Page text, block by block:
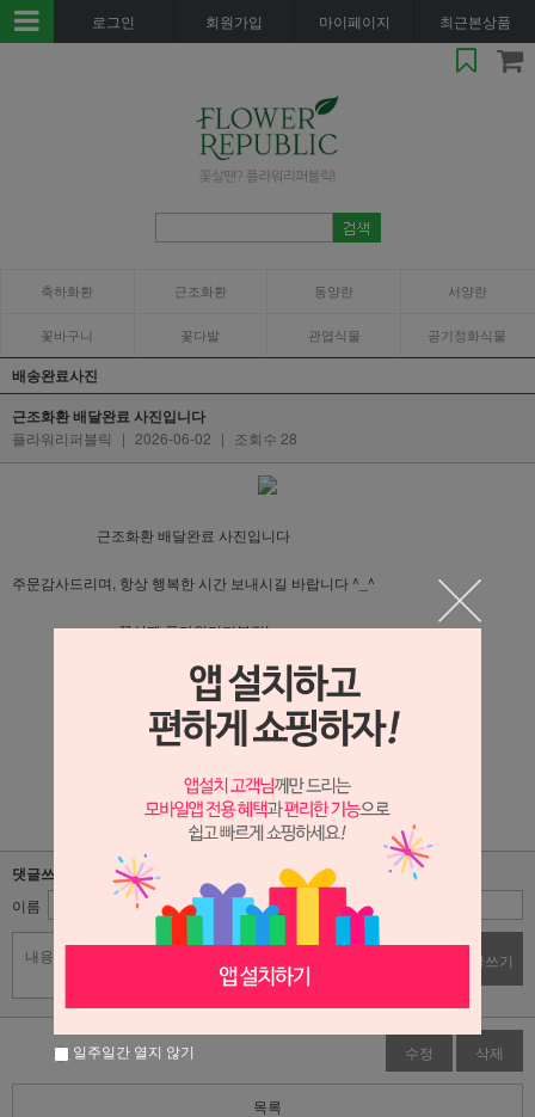
로그인 회원가입 마이페이지 최근본상품
축하화환 근조화환 동양란 서양란
꽃바구니 꽃다발 관엽식물 공기정화식물
배송완료사진
근조화환 배달완료 사진입니다
플라워리퍼블릭 | 2026-06-02 | 조회수 28
근조화환 배달완료 사진입니다
주문감사드리며, 항상 행복한 시간 보내시길 바랍니다 ^_^
꽃살땐 플라워리퍼블릭!
플라워리퍼블릭 블로그가기 : 클릭!!
플라워리퍼블릭 인스타그램 가기 : 클릭!!
댓글쓰기
이름 비밀번호
댓글쓰기
수정 삭제
목록
일주일간 열지 않기